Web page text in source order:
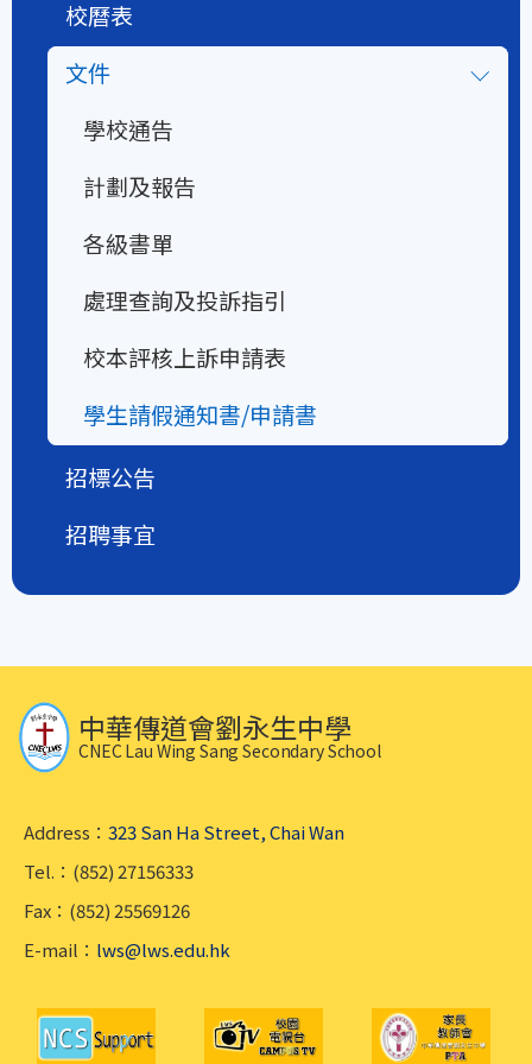
校曆表
文件
學校通告
計劃及報告
各級書單
處理查詢及投訴指引
校本評核上訴申請表
學生請假通知書/申請書
招標公告
招聘事宜
中華傳道會劉永生中學
CNEC Lau Wing Sang Secondary School
Address： 323 San Ha Street, Chai Wan
Tel.：(852) 27156333
Fax：(852) 25569126
E-mail： lws@lws.edu.hk